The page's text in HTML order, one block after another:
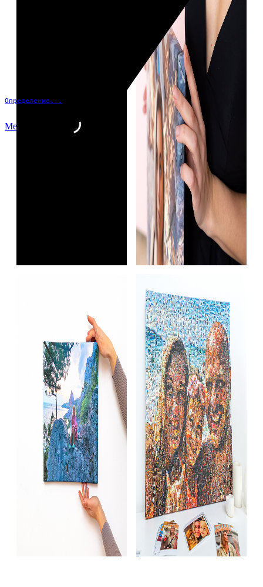
Определение...
Меню